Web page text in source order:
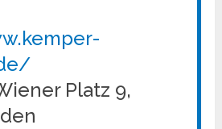
Platz 9,